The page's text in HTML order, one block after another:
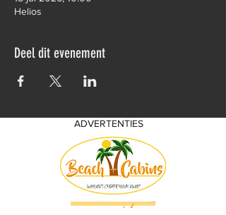
Helios
Deel dit evenement
ADVERTENTIES